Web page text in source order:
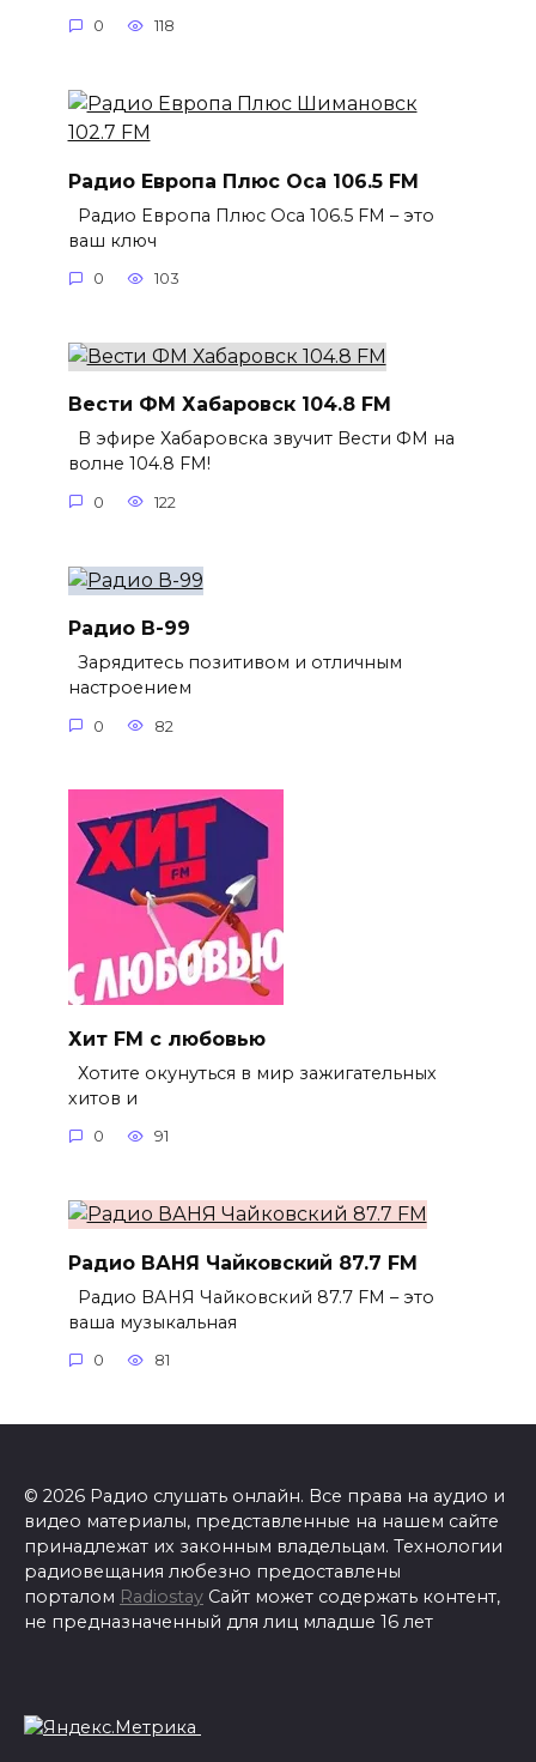
0 118
Радио Европа Плюс Оса 106.5 FM
Радио Европа Плюс Оса 106.5 FM – это
ваш ключ
0 103
Вести ФМ Хабаровск 104.8 FM
В эфире Хабаровска звучит Вести ФМ на
волне 104.8 FM!
0 122
Радио В-99
Зарядитесь позитивом и отличным
настроением
0 82
Хит FM с любовью
Хотите окунуться в мир зажигательных
хитов и
0 91
Радио ВАНЯ Чайковский 87.7 FM
Радио ВАНЯ Чайковский 87.7 FM – это
ваша музыкальная
0 81
© 2026 Радио слушать онлайн. Все права на аудио и
видео материалы, представленные на нашем сайте
принадлежат их законным владельцам. Технологии
радиовещания любезно предоставлены
порталом Radiostay Сайт может содержать контент,
не предназначенный для лиц младше 16 лет